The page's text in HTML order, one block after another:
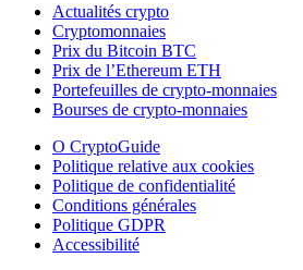
Actualités crypto
Cryptomonnaies
Prix du Bitcoin BTC
Prix de l’Ethereum ETH
Portefeuilles de crypto-monnaies
Bourses de crypto-monnaies
O CryptoGuide
Politique relative aux cookies
Politique de confidentialité
Conditions générales
Politique GDPR
Accessibilité